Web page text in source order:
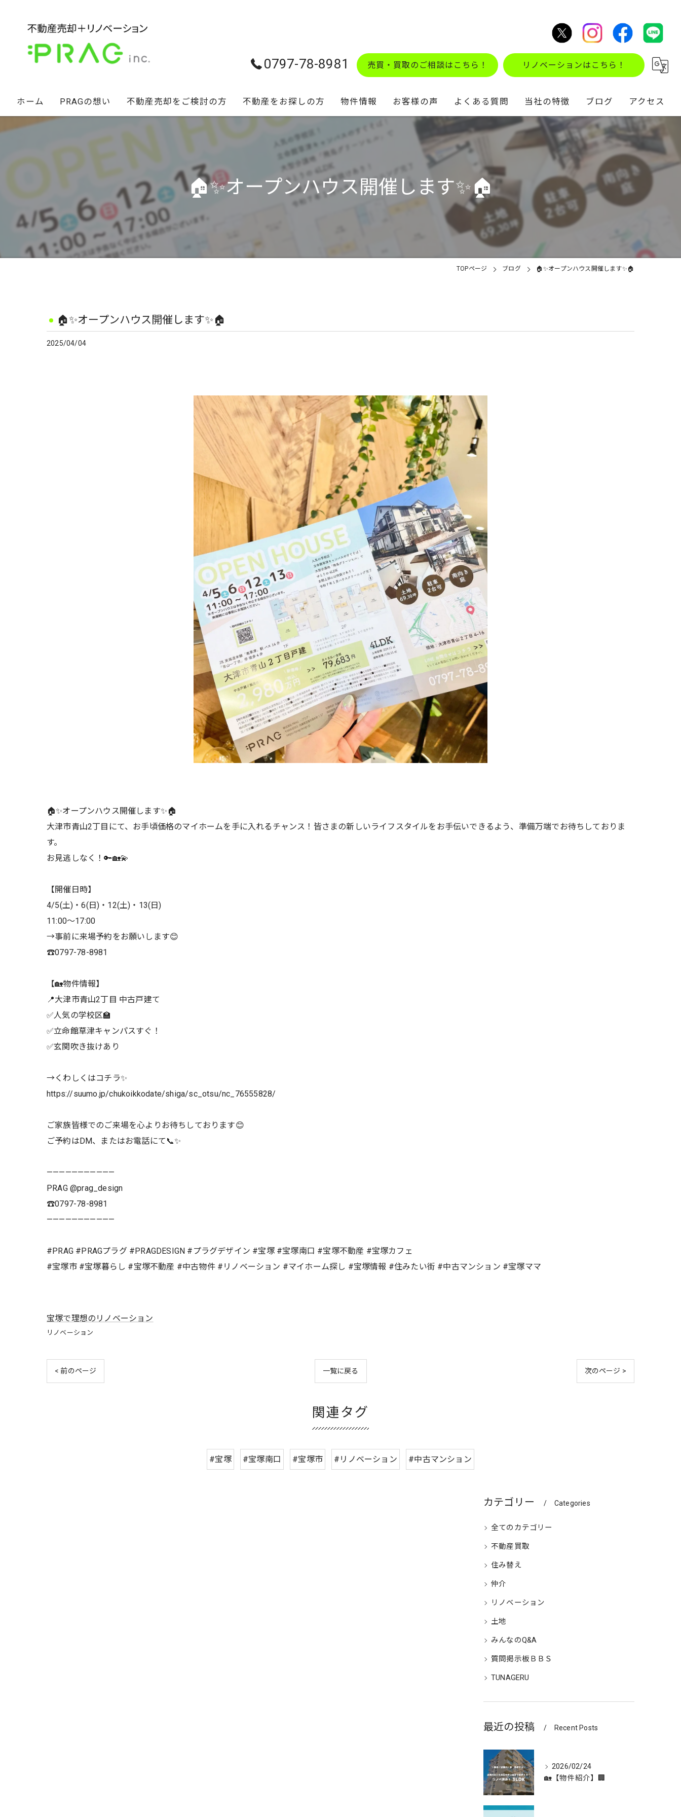
0797-78-8981 売買・買取のご相談はこちら！ リノベーションはこちら！
ホーム PRAGの想い
経営陣の想い
不動産売却をご検討の方
相続財産のお悩み解決術
不動産をお探しの方 物件情報
学校区マップ
お客様の声 よくある質問 当社の特徴
不動産買取
住み替え
仲介
リノベーション
ブログ
コラム
アクセス
🏠✨オープンハウス開催します✨🏠
TOPページ ブログ 🏠✨オープンハウス開催します✨🏠
🏠✨オープンハウス開催します✨🏠
2025/04/04
🏠✨オープンハウス開催します✨🏠
大津市青山2丁目にて、お手頃価格のマイホームを手に入れるチャンス！皆さまの新しいライフスタイルをお手伝いできるよう、準備万端でお待ちしておりま
す。
お見逃しなく！🔑🏡💫
【開催日時】
4/5(土)・6(日)・12(土)・13(日)
11:00～17:00
→事前に来場予約をお願いします😊
☎️0797-78-8981
【🏡物件情報】
📍大津市青山2丁目 中古戸建て
✅人気の学校区🏫
✅立命館草津キャンパスすぐ！
✅玄関吹き抜けあり
→くわしくはコチラ✨
https://suumo.jp/chukoikkodate/shiga/sc_otsu/nc_76555828/
ご家族皆様でのご来場を心よりお待ちしております😊
ご予約はDM、またはお電話にて📞✨
———————————
PRAG @prag_design
☎️0797-78-8981
———————————
#PRAG #PRAGプラグ #PRAGDESIGN #プラグデザイン #宝塚 #宝塚南口 #宝塚不動産 #宝塚カフェ
#宝塚市 #宝塚暮らし #宝塚不動産 #中古物件 #リノベーション #マイホーム探し #宝塚情報 #住みたい街 #中古マンション #宝塚ママ
宝塚で理想のリノベーション
リノベーション
< 前のページ 一覧に戻る 次のページ >
関連タグ
#宝塚 #宝塚南口 #宝塚市 #リノベーション #中古マンション
カテゴリー Categories
全てのカテゴリー
不動産買取
住み替え
仲介
リノベーション
土地
みんなのQ&A
質問掲示板ＢＢＳ
TUNAGERU
最近の投稿 Recent Posts
2026/02/24
🏡【物件紹介】🏢